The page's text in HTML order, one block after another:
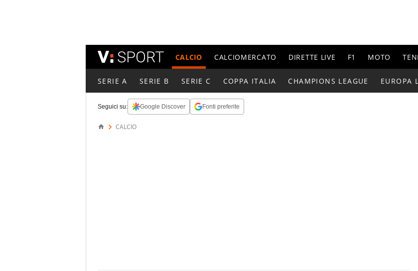
CALCIO CALCIOMERCATO DIRETTE LIVE F1 MOTO
SERIE A SERIE B SERIE C COPPA ITALIA CHAMPIONS LEAGUE EUROPA
Seguici su: Google Discover Fonti preferite
CALCIO